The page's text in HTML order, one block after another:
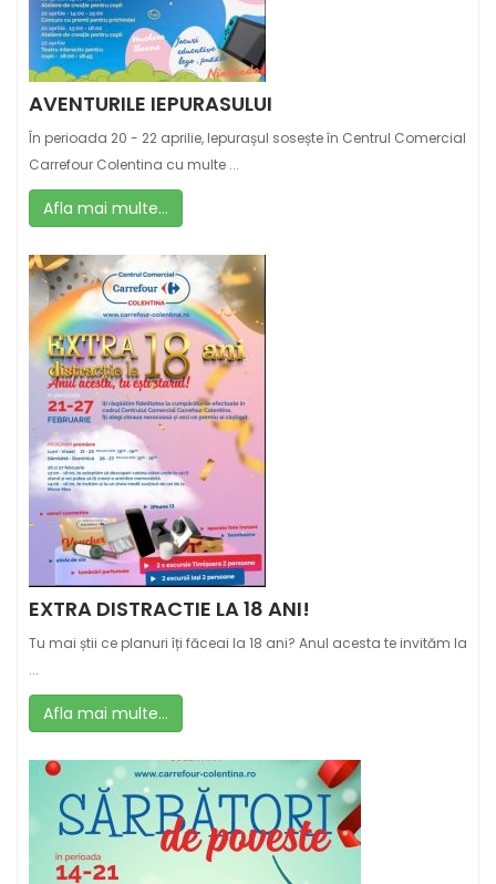
AVENTURILE IEPURASULUI
În perioada 20 - 22 aprilie, Iepurașul sosește în Centrul Comercial
Carrefour Colentina cu multe ...
Afla mai multe...
EXTRA DISTRACTIE LA 18 ANI!
Tu mai știi ce planuri îți făceai la 18 ani? Anul acesta te invităm la
...
Afla mai multe...